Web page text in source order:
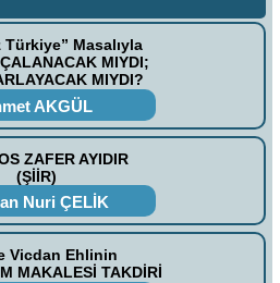
Türkiye” Masalıyla
MIYDI;
MIYDI?
AKGÜL
ZAFER AYIDIR
(ŞİİR)
Nuri ÇELİK
Vicdan Ehlinin
MAKALESİ TAKDİRİ